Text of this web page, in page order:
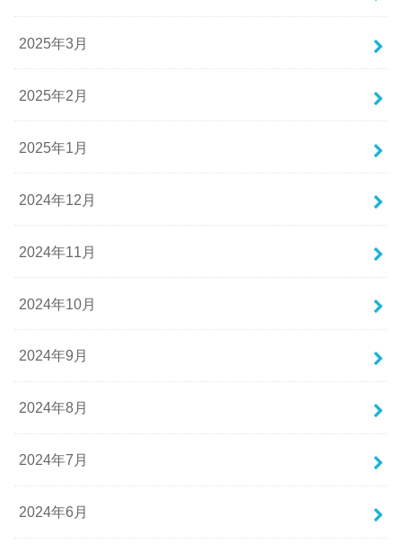
2025年3月
2025年2月
2025年1月
2024年12月
2024年11月
2024年10月
2024年9月
2024年8月
2024年7月
2024年6月